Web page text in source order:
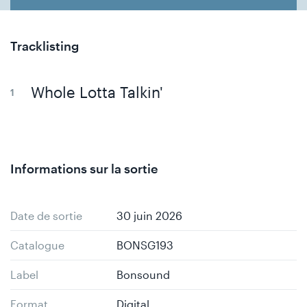
Tracklisting
Whole Lotta Talkin'
Informations sur la sortie
Date de sortie 30 juin 2026
Catalogue BONSG193
Label Bonsound
Format Digital